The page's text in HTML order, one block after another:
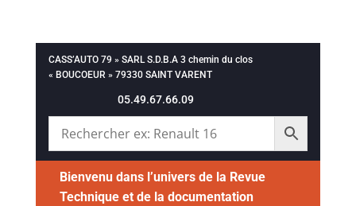
CASS’AUTO 79 » SARL S.D.B.A 3 chemin du clos
« BOUCOEUR » 79330 SAINT VARENT
05.49.67.66.09
Bienvenu dans l’univers de la Revue
Technique et de la documentation